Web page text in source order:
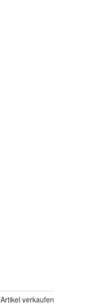
Artikel verkaufen